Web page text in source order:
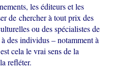
les éditeurs et les
de chercher à tout prix des
ou des spécialistes de
des individus – notamment à
cela le vrai sens de la
refléter.